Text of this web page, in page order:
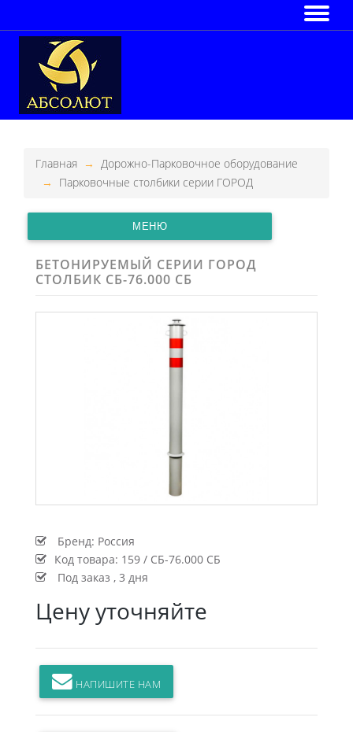
Главная
Дорожно-Парковочное оборудование
Парковочные столбики серии ГОРОД
МЕНЮ
БЕТОНИРУЕМЫЙ СЕРИИ ГОРОД
СТОЛБИК СБ-76.000 СБ
Бренд: Россия
Код товара: 159 / СБ-76.000 СБ
Под заказ , 3 дня
Цену уточняйте
НАПИШИТЕ НАМ